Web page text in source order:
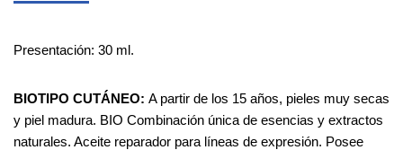
Presentación: 30 ml.
BIOTIPO CUTÁNEO: A partir de los 15 años, pieles muy secas
y piel madura. BIO Combinación única de esencias y extractos
naturales. Aceite reparador para líneas de expresión. Posee